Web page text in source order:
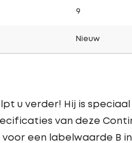
9
Nieuw
u verder! Hij is
van deze
voor een labelwaarde B